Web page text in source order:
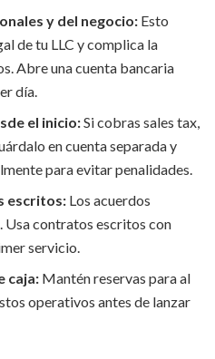
y del negocio: Esto
de tu LLC y complica la
Abre una cuenta bancaria
día.
el inicio:Si cobras sales tax,
en cuenta separada y
para evitar penalidades.
escritos: Los acuerdos
Usa contratos escritos con
servicio.
caja: Mantén reservas para al
operativos antes de lanzar